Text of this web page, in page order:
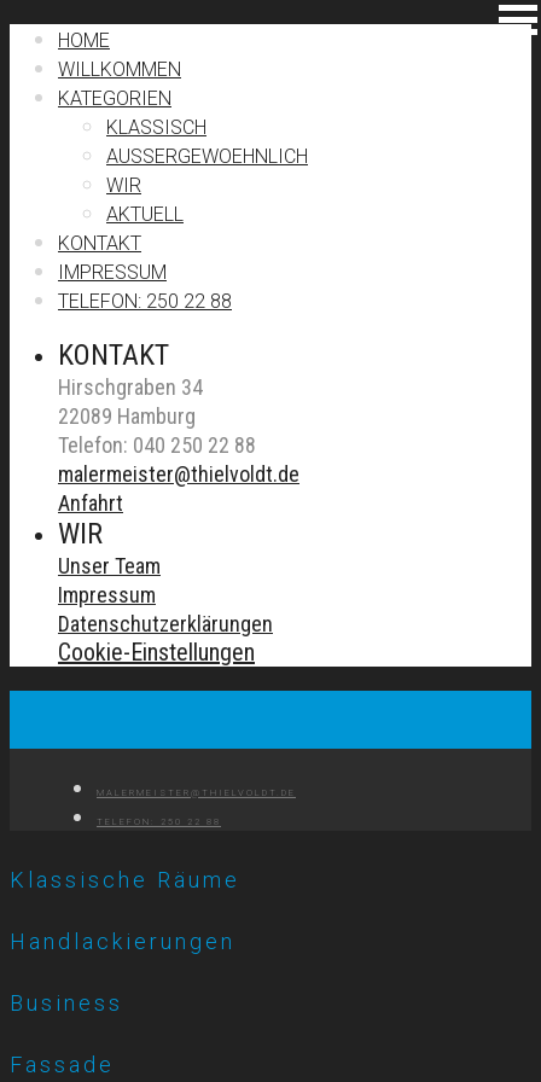
HOME
WILLKOMMEN
KATEGORIEN
KLASSISCH
AUSSERGEWOEHNLICH
WIR
AKTUELL
KONTAKT
IMPRESSUM
TELEFON: 250 22 88
KONTAKT
Hirschgraben 34
22089 Hamburg
Telefon: 040 250 22 88
malermeister@thielvoldt.de
Anfahrt
WIR
Unser Team
Impressum
Datenschutzerklärungen
Cookie-Einstellungen
MALERMEISTER@THIELVOLDT.DE
TELEFON: 250 22 88
Klassische Räume
Handlackierungen
Business
Fassade